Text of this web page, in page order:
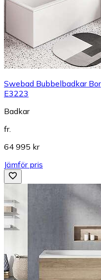
Swebad Bubbelbadkar
E3223
Badkar
fr.
64 995 kr
Jämför pris